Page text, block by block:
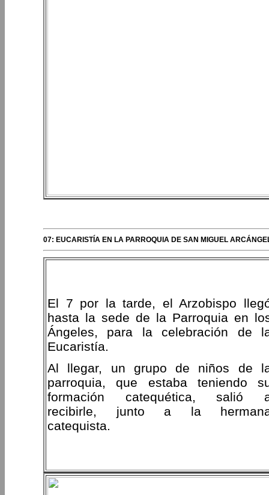
07: EUCARISTÍA EN LA PARROQUIA DE SAN MIGUEL
El 7 por la tarde, el Arzobispo
hasta la sede de la Parroquia en
Ángeles, para la celebración de
Eucaristía.
Al llegar, un grupo de niños de
parroquia, que estaba teniendo
formación catequética, salió
recibirle, junto a la
catequista.